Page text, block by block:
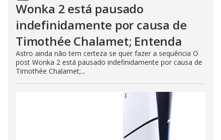
Wonka 2 está pausado
indefinidamente por causa de
Timothée Chalamet; Entenda
Astro ainda não tem certeza se quer fazer a sequência O
post Wonka 2 está pausado indefinidamente por causa de
Timothée Chalamet;...